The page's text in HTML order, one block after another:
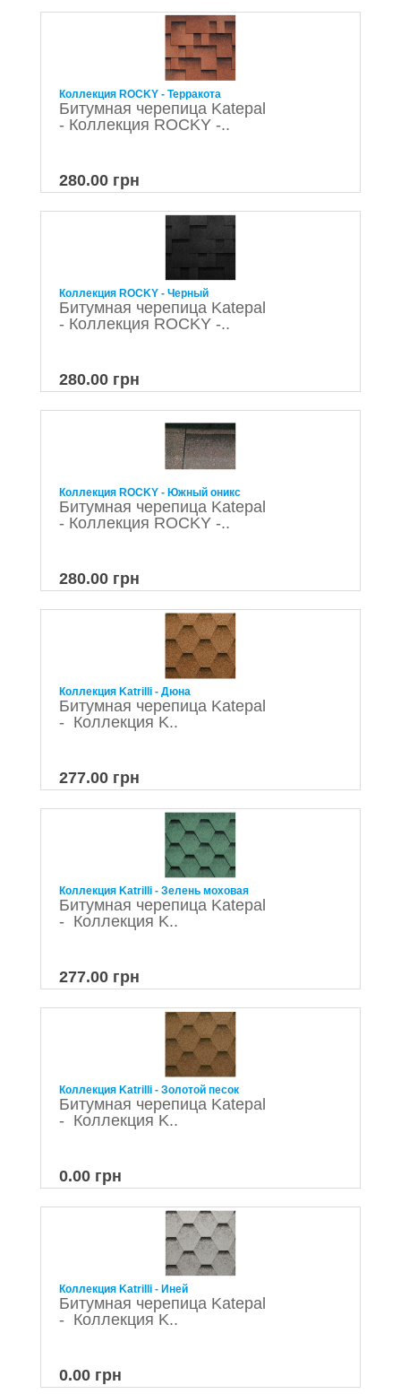
Коллекция ROCKY - Терракота
Битумная черепица Katepal
- Коллекция ROCKY -..
280.00 грн
Коллекция ROCKY - Черный
Битумная черепица Katepal
- Коллекция ROCKY -..
280.00 грн
Коллекция ROCKY - Южный оникс
Битумная черепица Katepal
- Коллекция ROCKY -..
280.00 грн
Коллекция Katrilli - Дюна
Битумная черепица Katepal
- Коллекция K..
277.00 грн
Коллекция Katrilli - Зелень моховая
Битумная черепица Katepal
- Коллекция K..
277.00 грн
Коллекция Katrilli - Золотой песок
Битумная черепица Katepal
- Коллекция K..
0.00 грн
Коллекция Katrilli - Иней
Битумная черепица Katepal
- Коллекция K..
0.00 грн